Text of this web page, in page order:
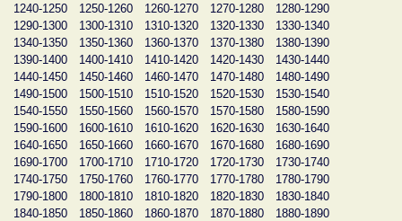
1240-1250
1250-1260 1260-1270 1270-1280
1280-1290
1290-1300
1300-1310 1310-1320 1320-1330
1330-1340
1340-1350
1350-1360 1360-1370 1370-1380
1380-1390
1390-1400
1400-1410 1410-1420 1420-1430
1430-1440
1440-1450
1450-1460 1460-1470 1470-1480
1480-1490
1490-1500
1500-1510 1510-1520 1520-1530
1530-1540
1540-1550
1550-1560 1560-1570 1570-1580
1580-1590
1590-1600
1600-1610 1610-1620 1620-1630
1630-1640
1640-1650
1650-1660 1660-1670 1670-1680
1680-1690
1690-1700
1700-1710 1710-1720 1720-1730
1730-1740
1740-1750
1750-1760 1760-1770 1770-1780
1780-1790
1790-1800
1800-1810 1810-1820 1820-1830
1830-1840
1840-1850
1850-1860 1860-1870 1870-1880
1880-1890